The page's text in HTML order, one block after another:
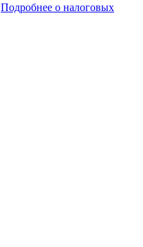
Подробнее о налоговых